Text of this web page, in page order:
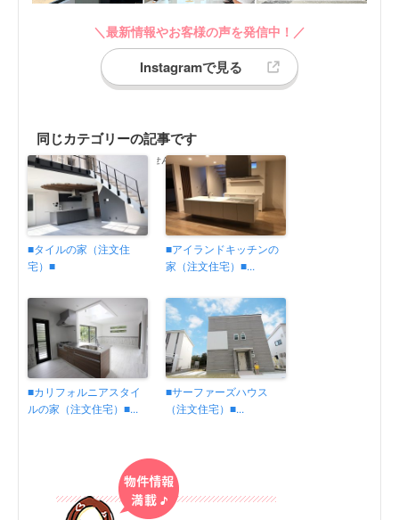
＼最新情報やお客様の声を発信中！／
Instagramで見る
同じカテゴリーの記事です
同じカテゴリーの記事がありません
■タイルの家（注文住
宅）■
■アイランドキッチンの
家（注文住宅）■...
■カリフォルニアスタイ
ルの家（注文住宅）■...
■サーファーズハウス
（注文住宅）■...